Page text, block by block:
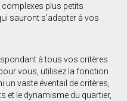
plus petits
sauront s’adapter à vos
à tous vos critères
vous, utilisez la fonction
un vaste éventail de critères,
et le dynamisme du quartier,